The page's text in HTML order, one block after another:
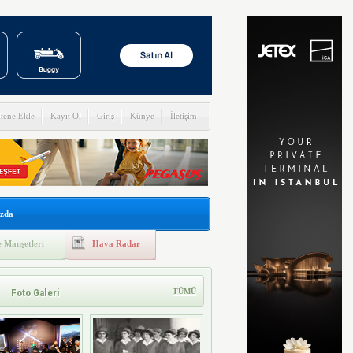
Ekle Kayıt Ol Giriş Künye İletişim
Manşetleri Hava Radar
Foto Galeri TÜMÜ